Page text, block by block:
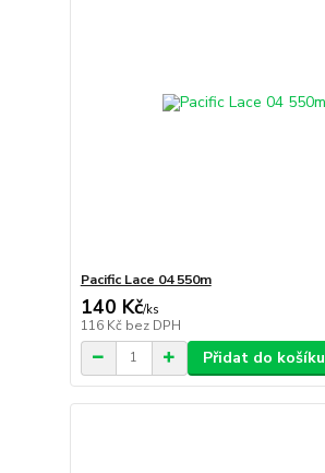
Pacific Lace 04 550m
140 Kč/ks
116 Kč bez DPH
Přidat do košíku